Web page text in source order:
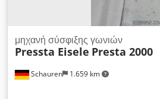
Schauren 1.659 km
μηχανή σύσφιξης γωνιών
Pressta Eisele Presta 2000